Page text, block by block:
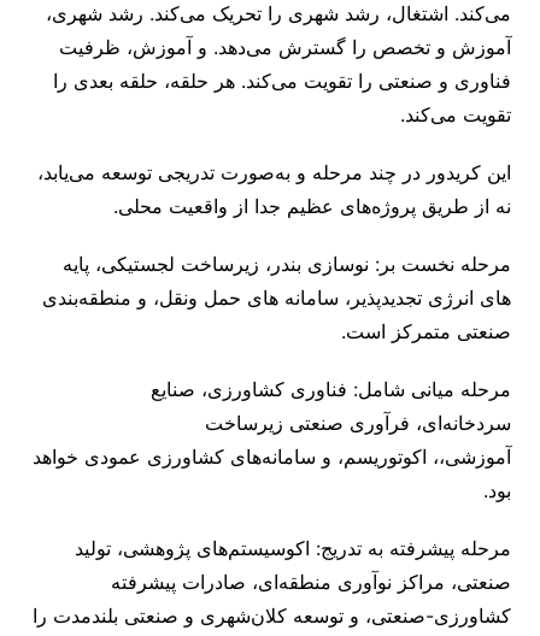
می‌کند. اشتغال، رشد شهری را تحریک می‌کند. رشد شهری،
آموزش و تخصص را گسترش می‌دهد. و آموزش، ظرفیت
فناوری و صنعتی را تقویت می‌کند. هر حلقه، حلقه بعدی را
تقویت می‌کند.
این کریدور در چند مرحله و به‌صورت تدریجی توسعه می‌یابد،
نه از طریق پروژه‌های عظیم جدا از واقعیت محلی.
مرحله نخست بر: نوسازی بندر، زیرساخت لجستیکی، پایه
‌های انرژی تجدیدپذیر، سامانه ‌های حمل ‌ونقل، و منطقه‌بندی
صنعتی متمرکز است.
مرحله میانی شامل: فناوری کشاورزی، صنایع
سردخانه‌ای، فرآوری صنعتی زیرساخت
آموزشی،، اکوتوریسم، و سامانه‌های کشاورزی عمودی خواهد
بود.
مرحله پیشرفته به ‌تدریج: اکوسیستم‌های پژوهشی، تولید
صنعتی، مراکز نوآوری منطقه‌ای، صادرات پیشرفته
کشاورزی-صنعتی، و توسعه کلان‌شهری و صنعتی بلندمدت را